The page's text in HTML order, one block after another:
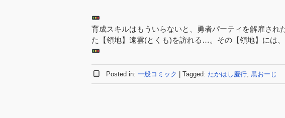
育成スキルはもういらないと、勇者パーティを解雇され
た【領地】遠雲(とくも)を訪れる…。その【領地】には
Posted in: 一般コミック Tagged: たかはし慶行, 黒おーじ